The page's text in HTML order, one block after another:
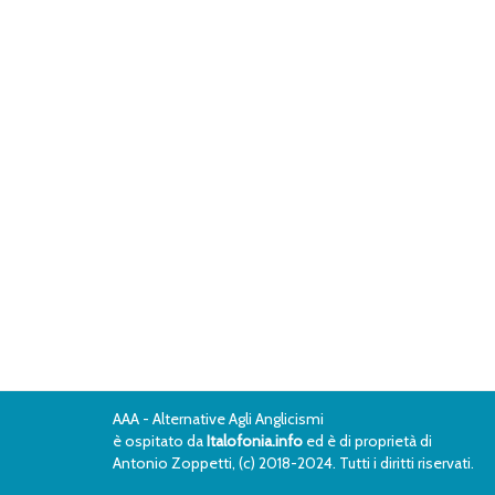
AAA - Alternative Agli Anglicismi
è ospitato daItalofonia.info ed è di proprietà di
Antonio Zoppetti, (c) 2018-2024. Tutti i diritti riservati.